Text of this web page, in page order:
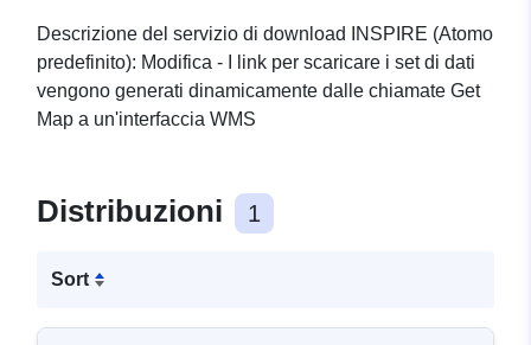
Descrizione del servizio di download INSPIRE (Atomo
predefinito): Modifica - I link per scaricare i set di dati
vengono generati dinamicamente dalle chiamate Get
Map a un'interfaccia WMS
Distribuzioni 1
Sort